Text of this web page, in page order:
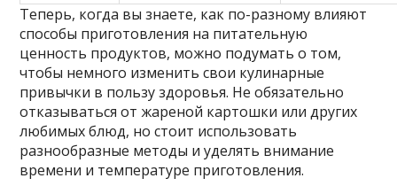
Теперь, когда вы знаете, как по-разному влияют
способы приготовления на питательную
ценность продуктов, можно подумать о том,
чтобы немного изменить свои кулинарные
привычки в пользу здоровья. Не обязательно
отказываться от жареной картошки или других
любимых блюд, но стоит использовать
разнообразные методы и уделять внимание
времени и температуре приготовления.